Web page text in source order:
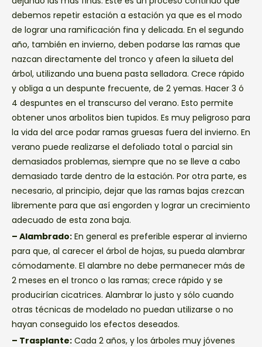
debemos repetir estación a estación ya que es el modo
de lograr una ramificación fina y delicada. En el segundo
año, también en invierno, deben podarse las ramas que
nazcan directamente del tronco y afeen la silueta del
árbol, utilizando una buena pasta selladora. Crece rápido
y obliga a un despunte frecuente, de 2 yemas. Hacer 3 ó
4 despuntes en el transcurso del verano. Esto permite
obtener unos arbolitos bien tupidos. Es muy peligroso para
la vida del arce podar ramas gruesas fuera del invierno. En
verano puede realizarse el defoliado total o parcial sin
demasiados problemas, siempre que no se lleve a cabo
demasiado tarde dentro de la estación. Por otra parte, es
necesario, al principio, dejar que las ramas bajas crezcan
libremente para que así engorden y lograr un crecimiento
adecuado de esta zona baja.
– Alambrado: En general es preferible esperar al invierno
para que, al carecer el árbol de hojas, su pueda alambrar
cómodamente. El alambre no debe permanecer más de
2 meses en el tronco o las ramas; crece rápido y se
producirían cicatrices. Alambrar lo justo y sólo cuando
otras técnicas de modelado no puedan utilizarse o no
hayan conseguido los efectos deseados.
– Trasplante: Cada 2 años, y los árboles muy jóvenes